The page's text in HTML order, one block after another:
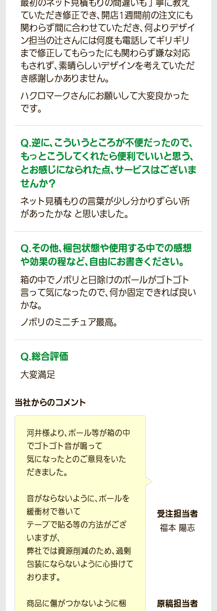
最初のネット見積もりの間違いも丁寧に教え
ていただき修正でき、開店1週間前の注文にも
関わらず間に合わせていただき、何よりデザイ
ン担当の辻さんには何度も電話してギリギリ
まで修正してもらったにも関わらず嫌な対応
もされず、素晴らしいデザインを考えていただ
き感謝しかありません。
ハクロマークさんにお願いして大変良かった
です。
Q.逆に、こういうところが不便だったので、
もっとこうしてくれたら便利でいいと思う、
とお感じになられた点、サービスはございま
せんか？
ネット見積もりの言葉が少し分かりずらい所
があったかな と思いました。
Q.その他、梱包状態や使用する中での感想
や効果の程など、自由にお書きください。
箱の中でノボリと日除けのポールがゴトゴト
言って気になったので、何か固定できれば良い
かな。
ノボリのミニチュア最高。
Q.総合評価
大変満足
当社からのコメント
河井様より、ポール等が箱の中
でゴトゴト音が鳴って
気になったとのご意見をいた
だきました。
音がならないように、ポールを
緩衝材で巻いて
テープで貼る等の方法がござ
いますが、
弊社では資源削減のため、過剰
包装にならないように心掛けて
おります。
商品に傷がつかないように梱
受注担当者
福本 陽志
原稿担当者